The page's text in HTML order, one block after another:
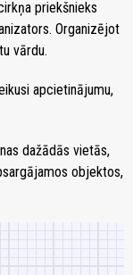
priekšnieks
Organizējot
vārdu.
apcietinājumu,
dažādās vietās,
objektos,